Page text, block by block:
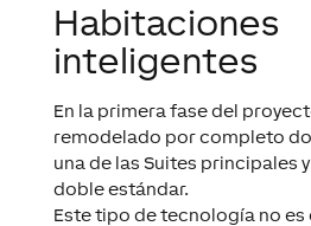
Habitaciones
inteligentes
En la primera fase del
remodelado por completo
una de las Suites principales
doble estándar.
Este tipo de tecnología no es